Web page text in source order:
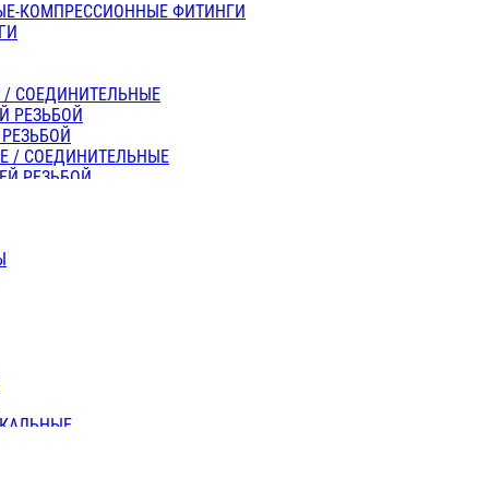
КОМПРЕССИОННЫЕ ФИТИНГИ
СОЕДИНИТЕЛЬНЫЕ
РЕЗЬБОЙ
/ СОЕДИНИТЕЛЬНЫЕ
РЕЗЬБОЙ
/ СОЕДИНИТЕЛЬНЫЕ
РЕЗЬБОЙ
ДВУХСЛ.